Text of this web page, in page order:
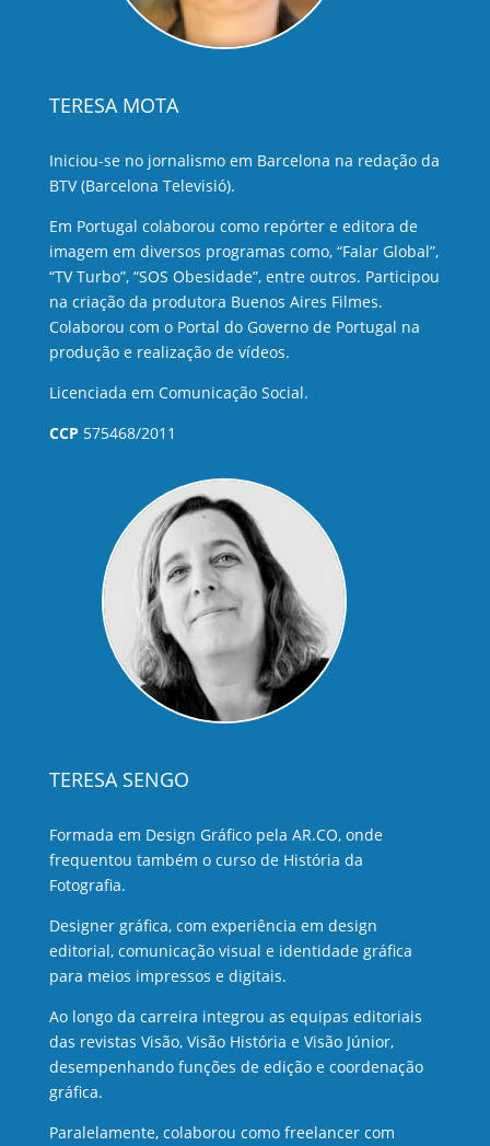
TERESA MOTA
Iniciou-se no jornalismo em Barcelona na redação da
BTV (Barcelona Televisió).
Em Portugal colaborou como repórter e editora de
imagem em diversos programas como, “Falar Global”,
“TV Turbo”, “SOS Obesidade”, entre outros. Participou
na criação da produtora Buenos Aires Filmes.
Colaborou com o Portal do Governo de Portugal na
produção e realização de vídeos.
Licenciada em Comunicação Social.
CCP 575468/2011
TERESA SENGO
Formada em Design Gráfico pela AR.CO, onde
frequentou também o curso de História da
Fotografia.
Designer gráfica, com experiência em design
editorial, comunicação visual e identidade gráfica
para meios impressos e digitais.
Ao longo da carreira integrou as equipas editoriais
das revistas Visão, Visão História e Visão Júnior,
desempenhando funções de edição e coordenação
gráfica.
Paralelamente, colaborou como freelancer com